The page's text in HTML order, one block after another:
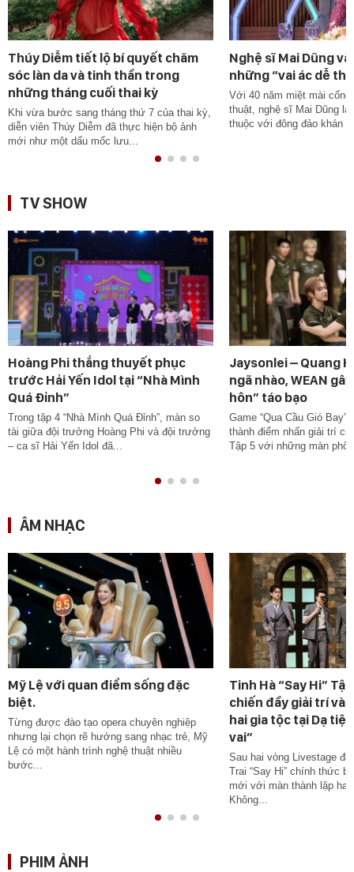
Thúy Diễm tiết lộ bí quyết chăm
sóc làn da và tinh thần trong
những tháng cuối thai kỳ
Khi vừa bước sang tháng thứ 7 của thai kỳ,
diễn viên Thúy Diễm đã thực hiện bộ ảnh
mới như một dấu mốc lưu...
Nghệ sĩ Mai Dũng
những “vai ác dễ
Với 40 năm miệt mài cống
thuật, nghệ sĩ Mai Dũng
thuộc với đông đảo khán
TV SHOW
Hoàng Phi thắng thuyết phục
trước Hải Yến Idol tại “Nhà Mình
Quá Đỉnh”
Trong tập 4 “Nhà Mình Quá Đỉnh”, màn so
tài giữa đội trưởng Hoàng Phi và đội trưởng
– ca sĩ Hải Yến Idol đã...
Jaysonlei – Quang
ngã nhào, WEAN
hôn” táo bạo
Game “Qua Cầu Gió Bay”
thành điểm nhấn giải trí
Tập 5 với những màn
ÂM NHẠC
Mỹ Lệ với quan điểm sống đặc
biệt.
Từng được đào tạo opera chuyên nghiệp
nhưng lại chọn rẽ hướng sang nhạc trẻ, Mỹ
Lệ có một hành trình nghệ thuật nhiều
bước...
Tinh Hà “Say Hi”
chiến đầy giải trí và
hai gia tộc tại Dạ
vai”
Sau hai vòng Livestage
Trai “Say Hi” chính thức
mới với màn thành lập hai
Không...
PHIM ẢNH